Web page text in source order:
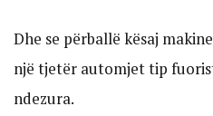
Dhe se përballë kësaj
një tjetër automjet tip
ndezura.